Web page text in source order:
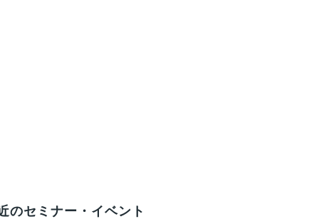
のセミナー・イベント